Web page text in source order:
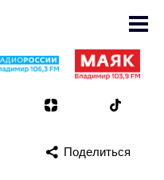
Поделиться